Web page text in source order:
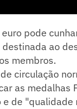
e
pode
ao
membros.
circulação
as medalhas
e de